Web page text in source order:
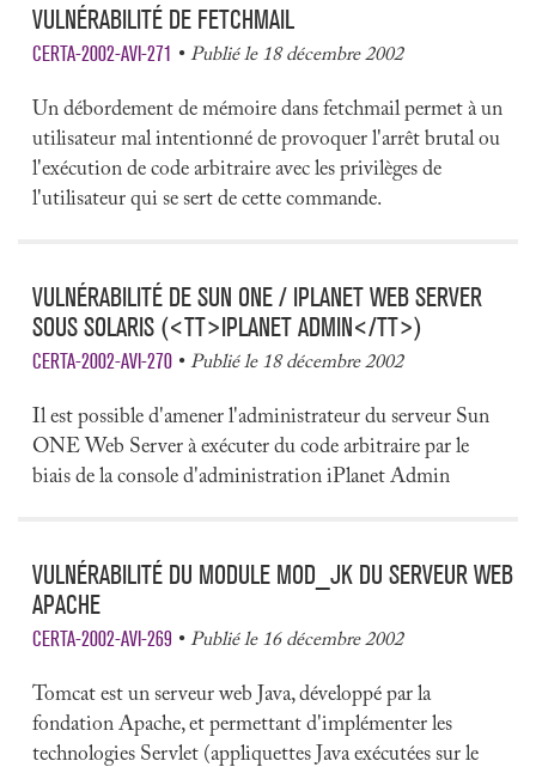
VULNÉRABILITÉ DE FETCHMAIL
CERTA-2002-AVI-271 Publié le 18 décembre 2002
Un débordement de mémoire dans fetchmail permet à un
utilisateur mal intentionné de provoquer l'arrêt brutal ou
l'exécution de code arbitraire avec les privilèges de
l'utilisateur qui se sert de cette commande.
VULNÉRABILITÉ DE SUN ONE / IPLANET WEB SERVER
SOUS SOLARIS (<TT>IPLANET ADMIN</TT>)
CERTA-2002-AVI-270 Publié le 18 décembre 2002
Il est possible d'amener l'administrateur du serveur Sun
ONE Web Server à exécuter du code arbitraire par le
biais de la console d'administration iPlanet Admin
VULNÉRABILITÉ DU MODULE MOD_JK DU SERVEUR WEB
APACHE
CERTA-2002-AVI-269 Publié le 16 décembre 2002
Tomcat est un serveur web Java, développé par la
fondation Apache, et permettant d'implémenter les
technologies Servlet (appliquettes Java exécutées sur le